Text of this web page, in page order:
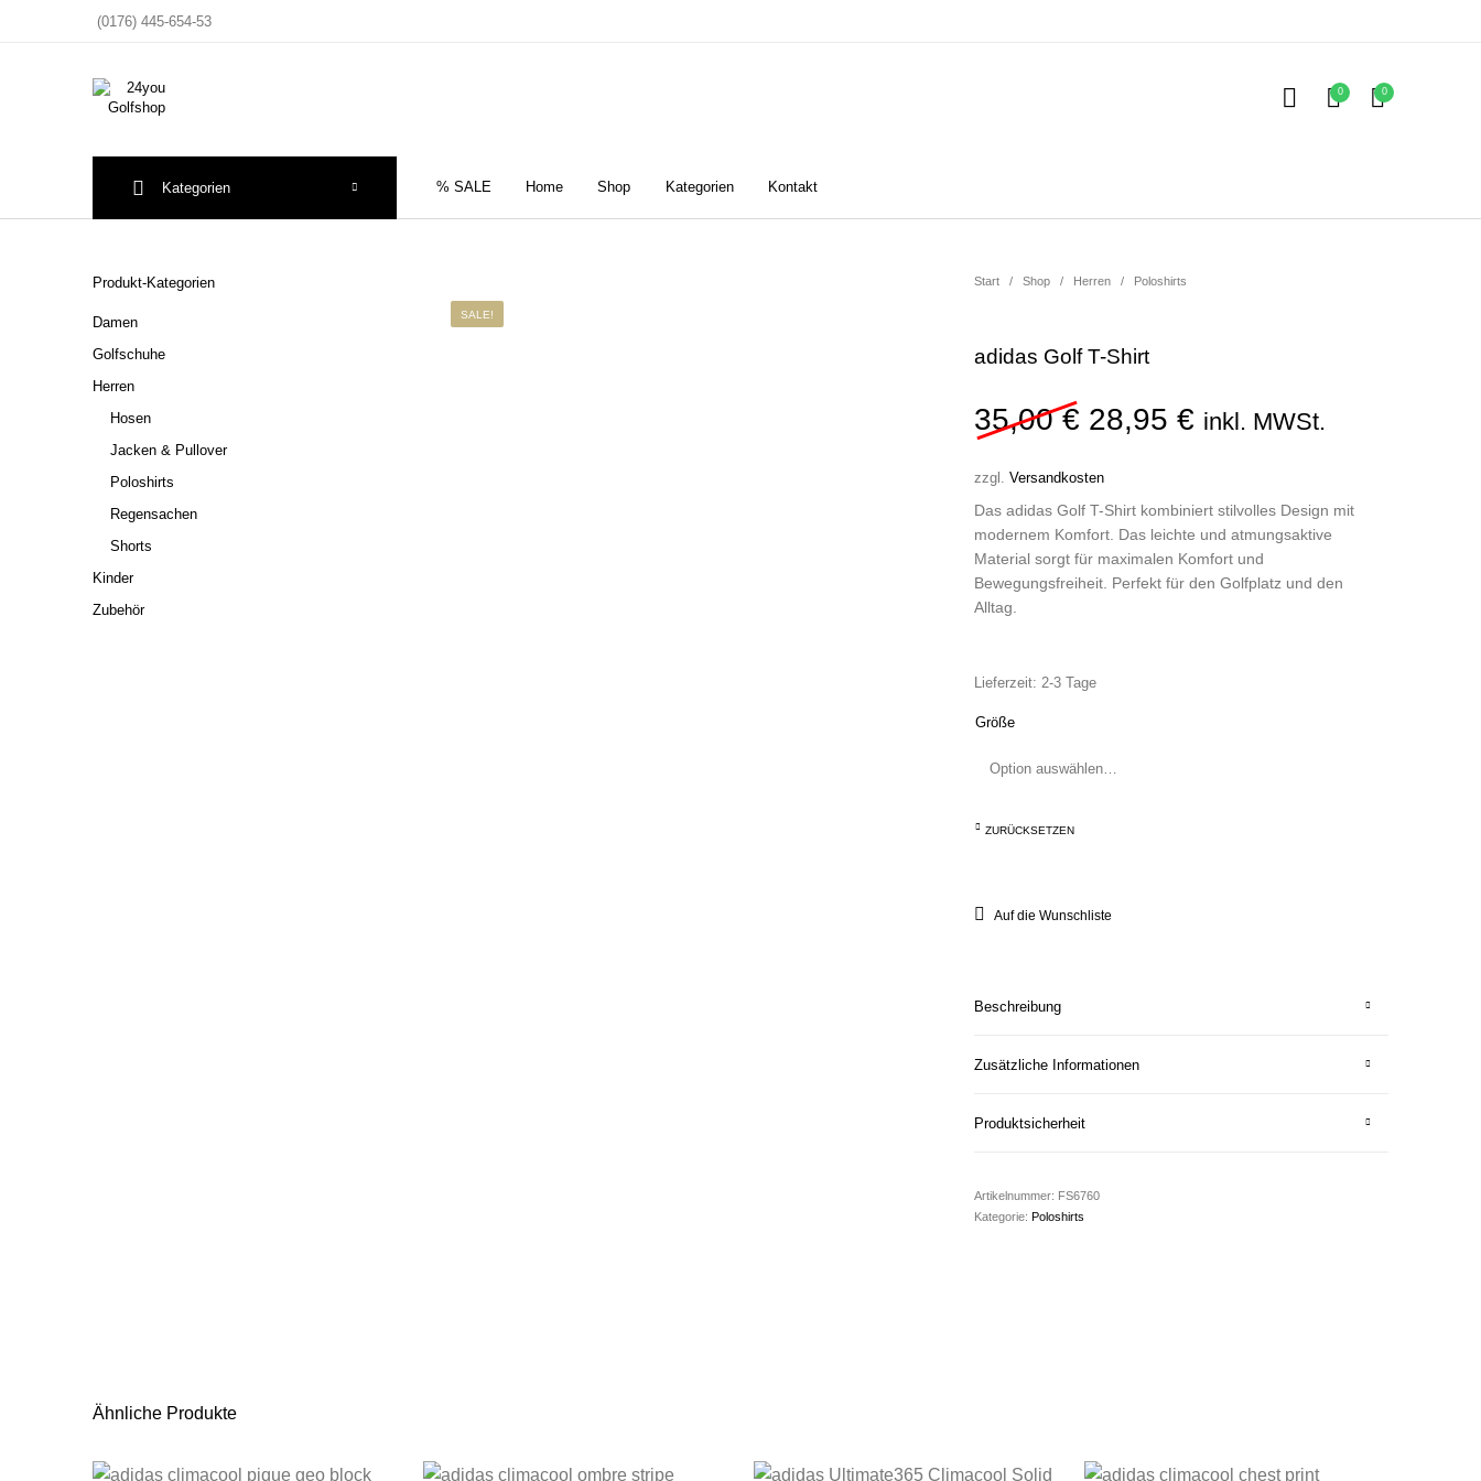
(0176) 445-654-53
0 0
% SALE Home Shop Kategorien Kontakt
Kategorien
Produkt-Kategorien
Damen
Golfschuhe
Herren
Hosen
Jacken & Pullover
Poloshirts
Regensachen
Shorts
Kinder
Zubehör
SALE!
Start / Shop / Herren / Poloshirts
adidas Golf T-Shirt
35,00€ Ursprünglicher Preis war:
28,95 € Aktueller Preis ist:
inkl. MWSt.
zzgl. Versandkosten
Das adidas Golf T-Shirt kombiniert stilvolles Design mit
modernem Komfort. Das leichte und atmungsaktive
Material sorgt für maximalen Komfort und
Bewegungsfreiheit. Perfekt für den Golfplatz und den
Alltag.
Lieferzeit: 2-3 Tage
Größe
ZURÜCKSETZEN
Auf die Wunschliste
Beschreibung
Zusätzliche Informationen
Produktsicherheit
Artikelnummer: FS6760
Kategorie: Poloshirts
Ähnliche Produkte